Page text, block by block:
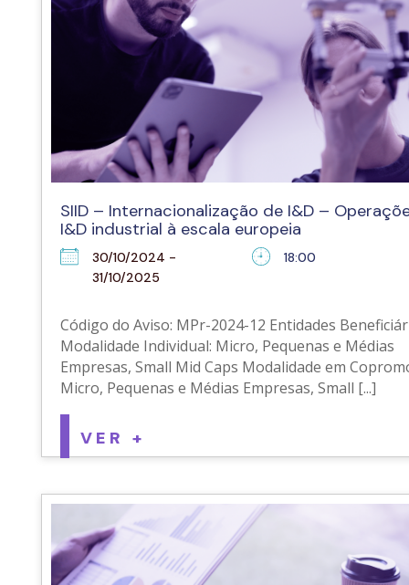
SIID – Internacionalização de I&D –
I&D industrial à escala europeia
30/10/2024 -
31/10/2025
18:00
Código do Aviso: MPr-2024-12 Entidades
Modalidade Individual: Micro, Pequenas e Médias
Empresas, Small Mid Caps Modalidade em
Micro, Pequenas e Médias Empresas, Small [...]
VER +